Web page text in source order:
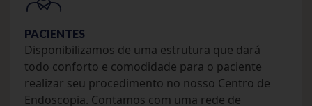
PACIENTES
Disponibilizamos de uma estrutura que dará
todo conforto e comodidade para o paciente
realizar seu procedimento no nosso Centro de
Endoscopia. Contamos com uma rede de